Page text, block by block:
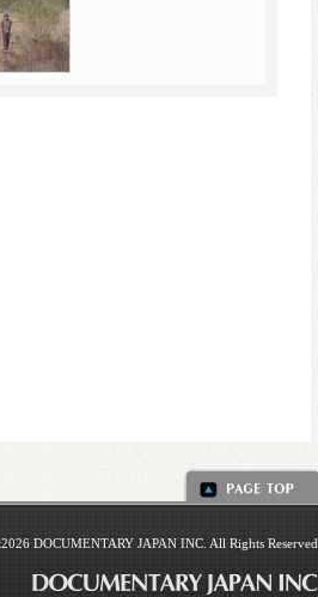
DOCUMENTARY JAPAN INC. All Rights Reserved.